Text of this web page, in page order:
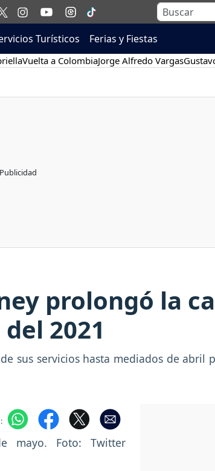
Turísticos Ferias y Fiestas
Vuelta a ColombiaJorge Alfredo Vargas
prolongó la
2021
sus servicios hasta mediados de abril